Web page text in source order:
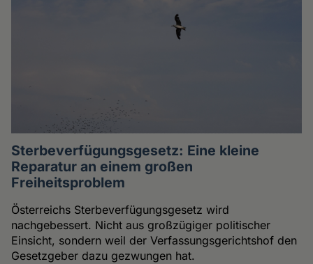
Sterbeverfügungsgesetz: Eine kleine
Reparatur an einem großen
Freiheitsproblem
Österreichs Sterbeverfügungsgesetz wird
nachgebessert. Nicht aus großzügiger politischer
Einsicht, sondern weil der Verfassungsgerichtshof den
Gesetzgeber dazu gezwungen hat.